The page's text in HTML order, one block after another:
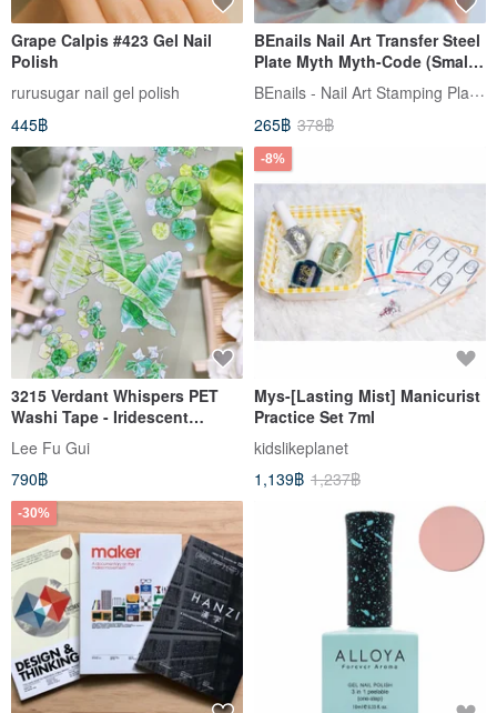
Grape Calpis #423 Gel Nail
Polish
rurusugar nail gel polish
445฿
BEnails Nail Art Transfer Steel
Plate Myth Myth-Code (Small
Square Edition) FS08 Nail Art
Printing DIY Tool
BEnails - Nail Art Stamping Plates
265฿ 378฿
3215 Verdant Whispers PET
Washi Tape - Iridescent
Finish, 10m Roll
Lee Fu Gui
790฿
-8%
Mys-[Lasting Mist] Manicurist
Practice Set 7ml
kidslikeplanet
1,139฿ 1,237฿
-30%